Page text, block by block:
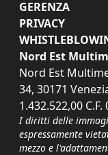
GERENZA
PRIVACY
Nord Est
Nord Est
34, 30171
1.432.522,00
I diritti delle
espressamente
mezzo e